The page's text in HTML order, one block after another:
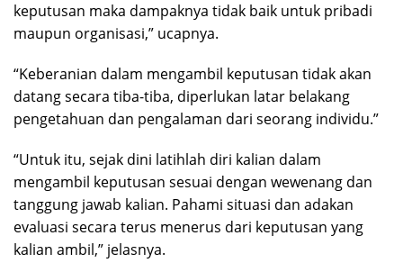
keputusan maka dampaknya tidak baik untuk pribadi
maupun organisasi,” ucapnya.
“Keberanian dalam mengambil keputusan tidak akan
datang secara tiba-tiba, diperlukan latar belakang
pengetahuan dan pengalaman dari seorang individu.”
“Untuk itu, sejak dini latihlah diri kalian dalam
mengambil keputusan sesuai dengan wewenang dan
tanggung jawab kalian. Pahami situasi dan adakan
evaluasi secara terus menerus dari keputusan yang
kalian ambil,” jelasnya.